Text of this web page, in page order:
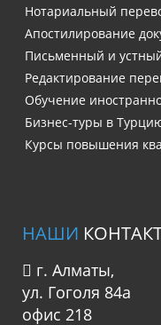
Нотариальный
Апостилирование
Письменный и
Редактирование
Обучение
Бизнес-туры в
Курсы повышения
НАШИ
г. Алматы,
ул. Гоголя 84а
офис 218